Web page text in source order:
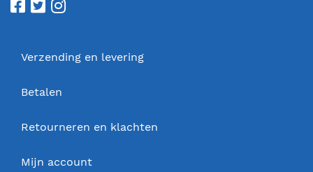
Verzending en levering
Betalen
Retourneren en klachten
Mijn account